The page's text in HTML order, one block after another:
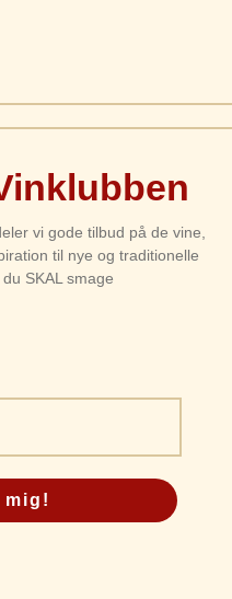
vi gode tilbud på de vine,
til nye og traditionelle
SKAL smage